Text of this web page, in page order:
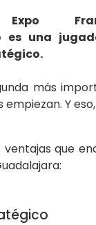
es una
más
Y
que